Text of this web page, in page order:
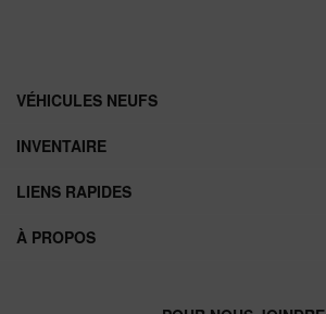
VÉHICULES NEUFS
INVENTAIRE
LIENS RAPIDES
À PROPOS